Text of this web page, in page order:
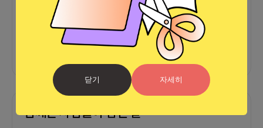
닫기 자세히
외부 연동 정보가 없습니다
함께한 사람들이 남긴 말